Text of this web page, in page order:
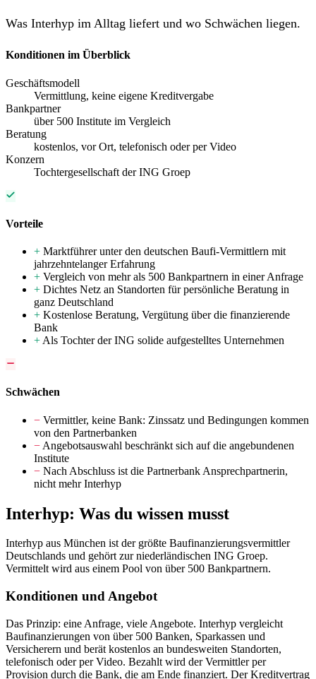
Was Interhyp im Alltag liefert und wo Schwächen liegen.
Konditionen im Überblick
Geschäftsmodell
Vermittlung, keine eigene Kreditvergabe
Bankpartner
über 500 Institute im Vergleich
Beratung
kostenlos, vor Ort, telefonisch oder per Video
Konzern
Tochtergesellschaft der ING Groep
Vorteile
+ Marktführer unter den deutschen Baufi-Vermittlern mit
jahrzehntelanger Erfahrung
+ Vergleich von mehr als 500 Bankpartnern in einer Anfrage
+ Dichtes Netz an Standorten für persönliche Beratung in
ganz Deutschland
+ Kostenlose Beratung, Vergütung über die finanzierende
Bank
+ Als Tochter der ING solide aufgestelltes Unternehmen
Schwächen
− Vermittler, keine Bank: Zinssatz und Bedingungen kommen
von den Partnerbanken
− Angebotsauswahl beschränkt sich auf die angebundenen
Institute
− Nach Abschluss ist die Partnerbank Ansprechpartnerin,
nicht mehr Interhyp
Interhyp: Was du wissen musst
Interhyp aus München ist der größte Baufinanzierungsvermittler
Deutschlands und gehört zur niederländischen ING Groep.
Vermittelt wird aus einem Pool von über 500 Bankpartnern.
Konditionen und Angebot
Das Prinzip: eine Anfrage, viele Angebote. Interhyp vergleicht
Baufinanzierungen von über 500 Banken, Sparkassen und
Versicherern und berät kostenlos an bundesweiten Standorten,
telefonisch oder per Video. Bezahlt wird der Vermittler per
Provision durch die Bank, die am Ende finanziert. Der Kreditvertrag